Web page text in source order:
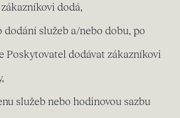
dodá,
dodání služeb a/nebo dobu, po
Poskytovatel dodávat zákazníkovi
služeb nebo hodinovou sazbu